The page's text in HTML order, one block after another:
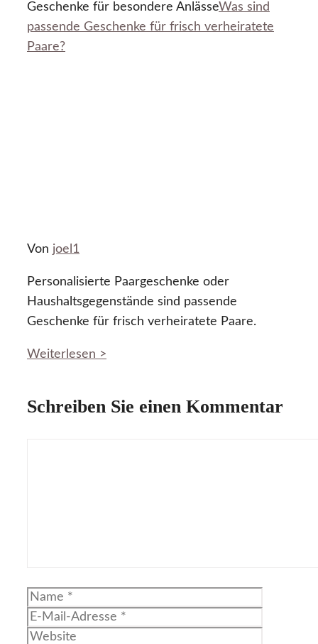
Geschenke für besondere AnlässeWas sind
passende Geschenke für frisch verheiratete
Paare?
Von joel1
Personalisierte Paargeschenke oder
Haushaltsgegenstände sind passende
Geschenke für frisch verheiratete Paare.
Weiterlesen >
Schreiben Sie einen Kommentar
Name